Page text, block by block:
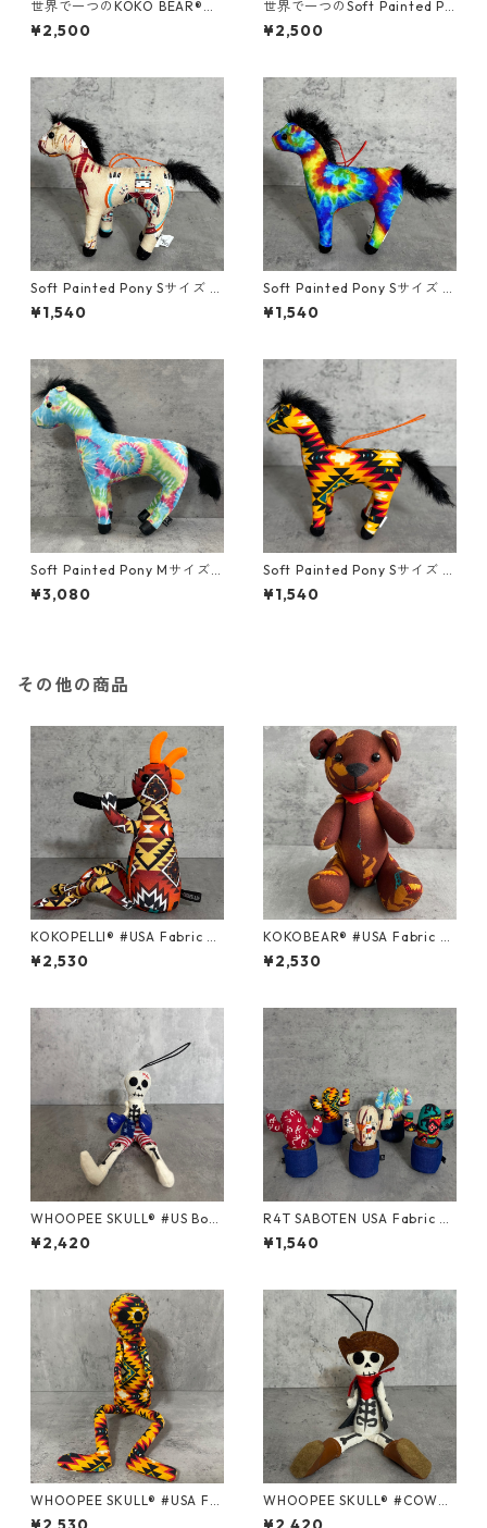
世界で一つのKOKO BEAR®
（ココベアー）/Mサイズ
¥2,500
世界で一つのSoft Painted Po
ny （ソフトペインテッドポニ
ー）/Mサイズ
¥2,500
Soft Painted Pony Sサイズ U
SA FABRIC＃56
¥1,540
Soft Painted Pony Sサイズ U
SA FABRIC＃81
¥1,540
Soft Painted Pony Mサイズ
USA FABRIC＃66
¥3,080
Soft Painted Pony Sサイズ U
SA FABRIC＃104
¥1,540
その他の商品
KOKOPELLI® #USA Fabric se
ries ＃150/Mサイズ
¥2,530
KOKOBEAR® #USA Fabric se
ries ＃94/Mサイズ
¥2,530
WHOOPEE SKULL® #US Box
er /Sサイズ
¥2,420
R4T SABOTEN USA Fabric D
ouble Arms/ Sサイズ
¥1,540
WHOOPEE SKULL® #USA Fa
bric series＃104 /Mサイズ
WHOOPEE SKULL® #COWB
OY WHITE/Sサイズ